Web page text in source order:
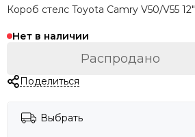
Короб стелс Toyota Camry V50/V55 12"
Нет в наличии
Распродано
Поделиться
Выбрать